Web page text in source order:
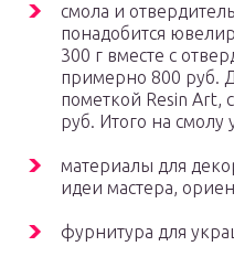
смола и
понадобится
300 г вместе с
примерно 800 руб.
пометкой Resin Art,
руб. Итого на смолу
материалы для
идеи мастера,
фурнитура для